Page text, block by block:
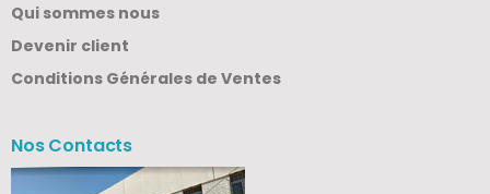
Qui sommes nous
Devenir client
Conditions Générales de Ventes
Nos Contacts